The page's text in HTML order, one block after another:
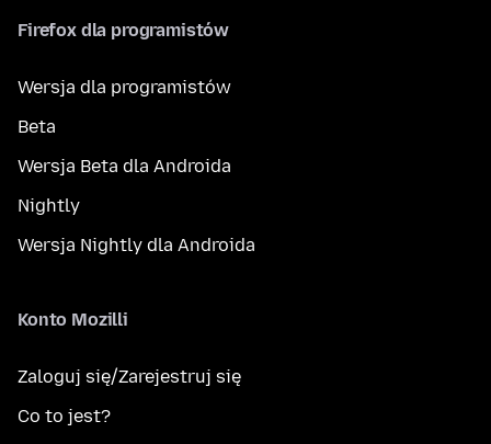
Firefox dla programistów
Wersja dla programistów
Beta
Wersja Beta dla Androida
Nightly
Wersja Nightly dla Androida
Konto Mozilli
Zaloguj się/Zarejestruj się
Co to jest?